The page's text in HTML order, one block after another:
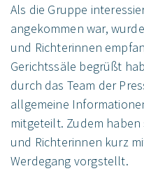
Als die Gruppe
angekommen war,
und Richterinnen
Gerichtssäle begrüßt
durch das Team der
allgemeine
mitgeteilt. Zudem
und Richterinnen kurz
Werdegang vorgstellt.